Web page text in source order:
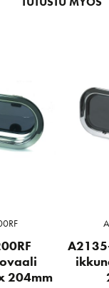
204mm